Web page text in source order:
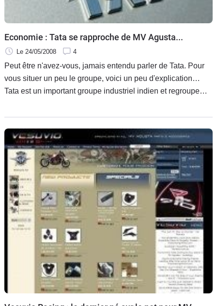
Economie : Tata se rapproche de MV Agusta...
Le 24/05/2008 4
Peut être n'avez-vous, jamais entendu parler de Tata. Pour
vous situer un peu le groupe, voici un peu d'explication…
Tata est un important groupe industriel indien et regroupe
Tata Motors qui produit des automobiles.